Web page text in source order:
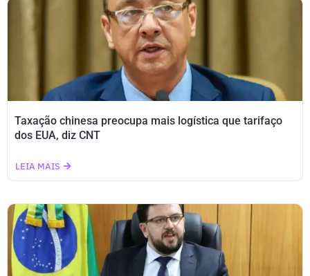
Taxação chinesa preocupa mais logística que tarifaço
dos EUA, diz CNT
LEIA MAIS